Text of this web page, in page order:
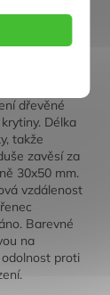
dřevěné
Délka
takže
zavěsí za
30x50 mm.
vzdálenost
Barevné
na
proti